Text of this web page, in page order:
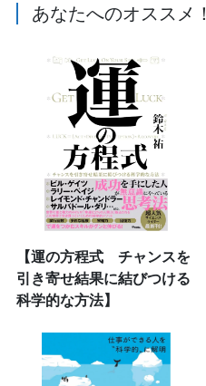
あなたへのオススメ！
【運の方程式 チャンスを
引き寄せ結果に結びつける
科学的な方法】